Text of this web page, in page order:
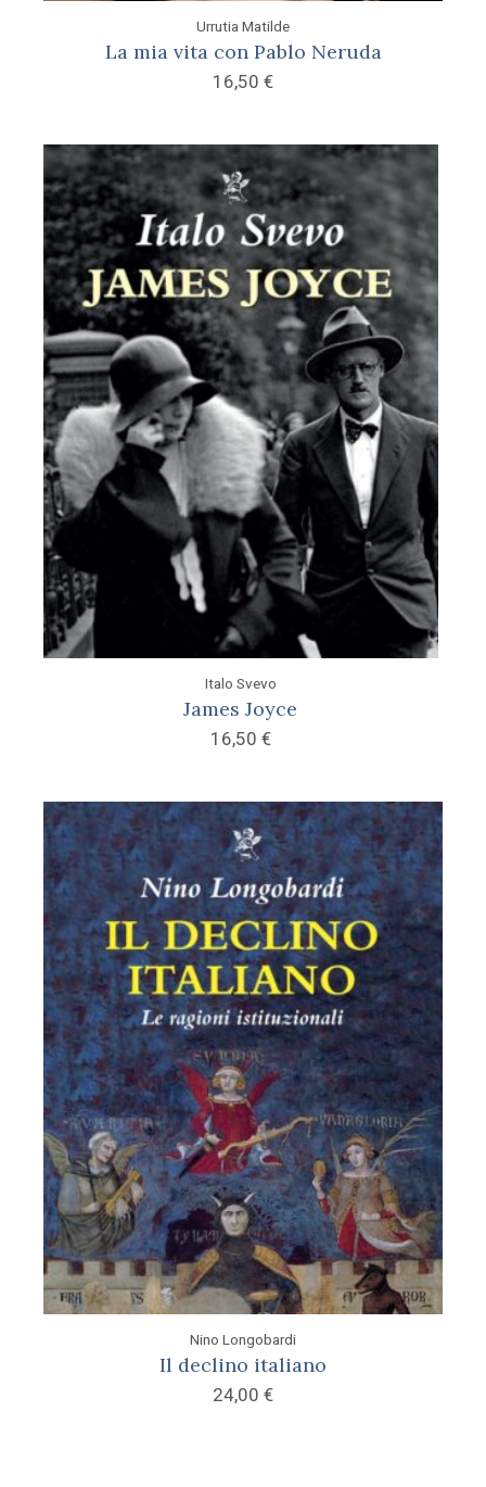
Urrutia Matilde
La mia vita con Pablo Neruda
16,50 €
Italo Svevo
James Joyce
16,50 €
Nino Longobardi
Il declino italiano
24,00 €